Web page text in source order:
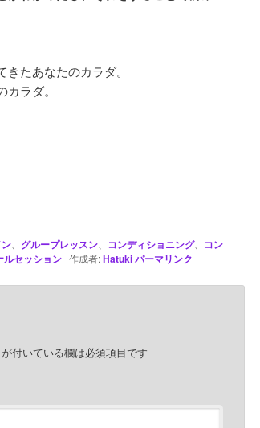
たあなたのカラダ。
ラダ。
、 グループレッスン、 コンディショニング、 コン
ルセッション作成者:Hatukiパーマリンク
付いている欄は必須項目です